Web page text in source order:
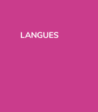
LANGUES